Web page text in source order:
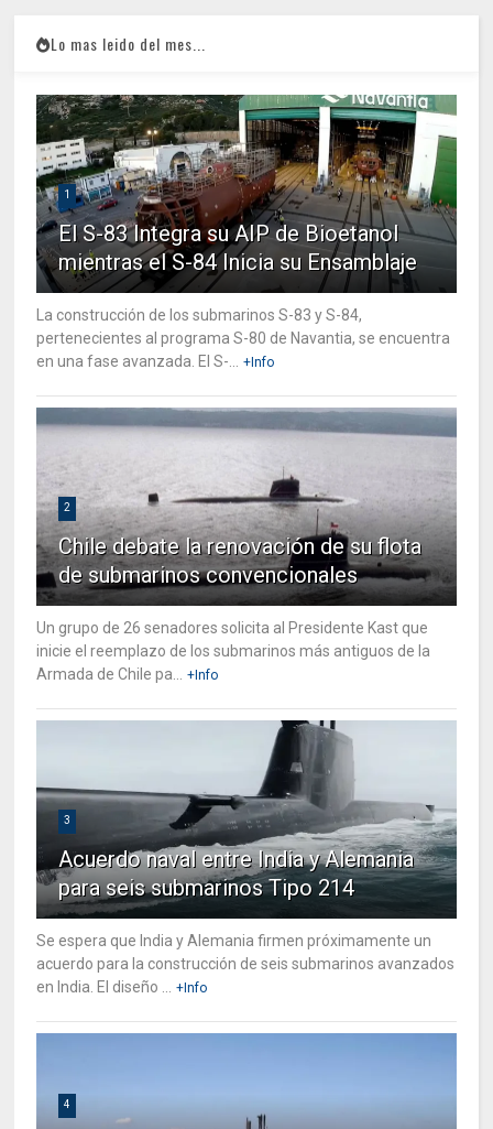
Lo mas leido del mes...
1
El S-83 Integra su AIP de Bioetanol
mientras el S-84 Inicia su Ensamblaje
La construcción de los submarinos S-83 y S-84,
pertenecientes al programa S-80 de Navantia, se encuentra
en una fase avanzada. El S-...
+Info
2
Chile debate la renovación de su flota
de submarinos convencionales
Un grupo de 26 senadores solicita al Presidente Kast que
inicie el reemplazo de los submarinos más antiguos de la
Armada de Chile pa...
+Info
3
Acuerdo naval entre India y Alemania
para seis submarinos Tipo 214
Se espera que India y Alemania firmen próximamente un
acuerdo para la construcción de seis submarinos avanzados
en India. El diseño ...
+Info
4